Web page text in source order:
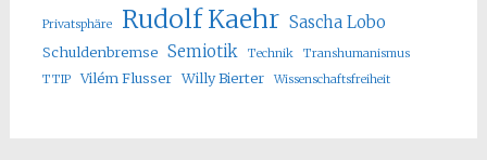
Privatsphäre Rudolf Kaehr Sascha Lobo
Schuldenbremse Semiotik Technik
Transhumanismus
TTIP
Vilém Flusser Willy Bierter Wissenschaftsfreiheit